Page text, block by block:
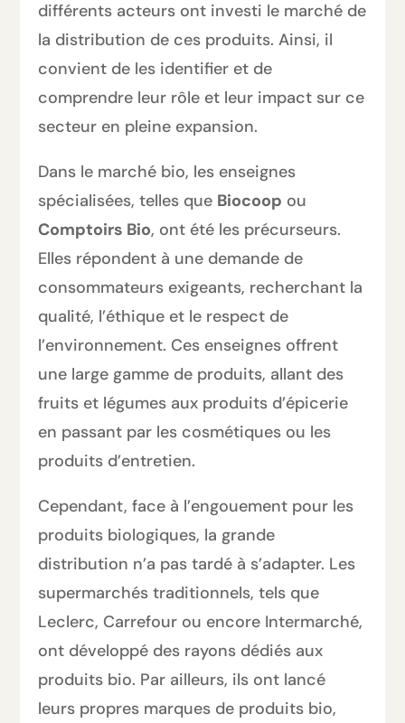
différents acteurs ont investi le marché de
la distribution de ces produits. Ainsi, il
convient de les identifier et de
comprendre leur rôle et leur impact sur ce
secteur en pleine expansion.
Dans le marché bio, les enseignes
spécialisées, telles que Biocoop ou
Comptoirs Bio, ont été les précurseurs.
Elles répondent à une demande de
consommateurs exigeants, recherchant la
qualité, l’éthique et le respect de
l’environnement. Ces enseignes offrent
une large gamme de produits, allant des
fruits et légumes aux produits d’épicerie
en passant par les cosmétiques ou les
produits d’entretien.
Cependant, face à l’engouement pour les
produits biologiques, la grande
distribution n’a pas tardé à s’adapter. Les
supermarchés traditionnels, tels que
Leclerc, Carrefour ou encore Intermarché,
ont développé des rayons dédiés aux
produits bio. Par ailleurs, ils ont lancé
leurs propres marques de produits bio,